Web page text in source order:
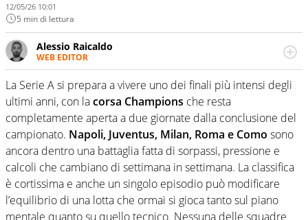
12/05/26 10:01
5 min di lettura
Alessio Raicaldo
WEB EDITOR
Un figlio che si chiama Diego e la tesi di laurea sugli stadi
di proprietà in Italia. Il calcio quale filo conduttore
irrinunciabile tra passione e professione. Per Virgilio
Sport indaga, approfondisce e scandaglia l'universo
mondo dello sport per antonomasia
La Serie A si prepara a vivere uno dei finali più intensi degli
ultimi anni, con lacorsa Champions che resta
completamente aperta a due giornate dalla conclusione del
campionato. Napoli, Juventus, Milan, Roma e Como sono
ancora dentro una battaglia fatta di sorpassi, pressione e
calcoli che cambiano di settimana in settimana. La classifica
è cortissima e anche un singolo episodio può modificare
l’equilibrio di una lotta che ormai si gioca tanto sul piano
mentale quanto su quello tecnico. Nessuna delle squadre